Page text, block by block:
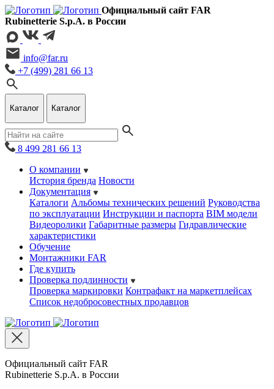
Официальный сайт FAR
Rubinetterie S.p.A. в России
info@far.ru
+7 (499) 281 66 13
Каталог Каталог
8 499 281 66 13
О компании
История бренда Новости
Документация
Каталоги Альбомы технических решений Руководства
по эксплуатации Инструкции и паспорта BIM модели
Видеоролики Габаритные размеры Гидравлические
характеристики
Обучение
Монтажники FAR
Где купить
Проверка подлинности
Проверка маркировки Контрафакт на маркетплейсах
Cписок недобросовестных продавцов
Официальный сайт FAR
Rubinetterie S.p.A. в России